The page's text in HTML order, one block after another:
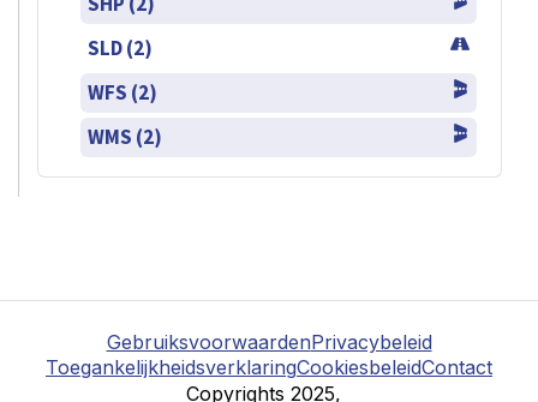
SLD (2)
WFS (2)
WMS (2)
GebruiksvoorwaardenPrivacybeleid
ToegankelijkheidsverklaringCookiesbeleidContact
Copyrights 2025,